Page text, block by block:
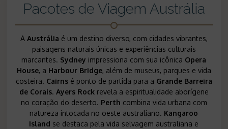
Pacotes de Viagem Austrália
A Austrália é um destino diverso, com cidades vibrantes,
paisagens naturais únicas e experiências culturais
marcantes. Sydney impressiona com sua icônica Opera
House, a Harbour Bridge, além de museus, parques e vida
costeira. Cairnsé ponto de partida para a Grande Barreira
de Corais. Ayers Rockrevela a espiritualidade aborígene
no coração do deserto. Perth combina vida urbana com
natureza intocada no oeste australiano. Kangaroo
Island se destaca pela vida selvagem australiana e